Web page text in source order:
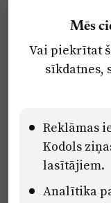
Privātuma politika
Ētikas kodekss
Pārredzamības
Eiropas Savienības
2.2. reformu un
Mēs
Vai piekrītat
sīkdatnes,
Reklāmas
Kodols
lasītājiem.
Analītika